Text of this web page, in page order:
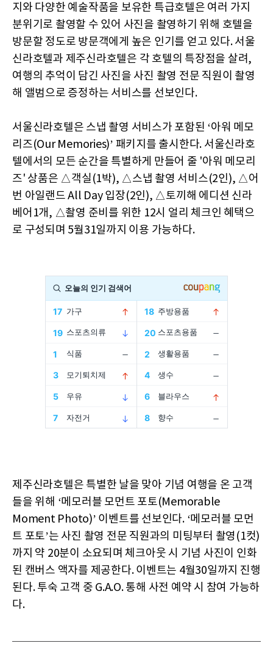
지와 다양한 예술작품을 보유한 특급호텔은 여러 가지
분위기로 촬영할 수 있어 사진을 촬영하기 위해 호텔을
방문할 정도로 방문객에게 높은 인기를 얻고 있다. 서울
신라호텔과 제주신라호텔은 각 호텔의 특장점을 살려,
여행의 추억이 담긴 사진을 사진 촬영 전문 직원이 촬영
해 앨범으로 증정하는 서비스를 선보인다.
서울신라호텔은 스냅 촬영 서비스가 포함된 ‘아워 메모
리즈(Our Memories)’ 패키지를 출시한다. 서울신라호
텔에서의 모든 순간을 특별하게 만들어 줄 '아워 메모리
즈' 상품은 △객실(1박), △스냅 촬영 서비스(2인), △어
번 아일랜드 All Day 입장(2인), △토끼해 에디션 신라
베어1개, △촬영 준비를 위한 12시 얼리 체크인 혜택으
로 구성되며 5월31일까지 이용 가능하다.
제주신라호텔은 특별한 날을 맞아 기념 여행을 온 고객
들을 위해 ‘메모러블 모먼트 포토(Memorable
Moment Photo)’ 이벤트를 선보인다. ‘메모러블 모먼
트 포토’는 사진 촬영 전문 직원과의 미팅부터 촬영(1컷)
까지 약 20분이 소요되며 체크아웃 시 기념 사진이 인화
된 캔버스 액자를 제공한다. 이벤트는 4월30일까지 진행
된다. 투숙 고객 중 G.A.O. 통해 사전 예약 시 참여 가능하
다.